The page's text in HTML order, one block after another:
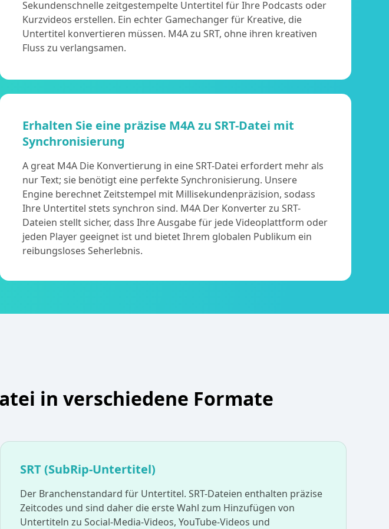
Sekundenschnelle zeitgestempelte Untertitel für Ihre Podcasts oder
Kurzvideos erstellen. Ein echter Gamechanger für Kreative, die
Untertitel konvertieren müssen. M4A zu SRT, ohne ihren kreativen
Fluss zu verlangsamen.
Erhalten Sie eine präzise M4A zu SRT-Datei mit
Synchronisierung
A great M4A Die Konvertierung in eine SRT-Datei erfordert mehr als
nur Text; sie benötigt eine perfekte Synchronisierung. Unsere
Engine berechnet Zeitstempel mit Millisekundenpräzision, sodass
Ihre Untertitel stets synchron sind. M4A Der Konverter zu SRT-
Dateien stellt sicher, dass Ihre Ausgabe für jede Videoplattform oder
jeden Player geeignet ist und bietet Ihrem globalen Publikum ein
reibungsloses Seherlebnis.
in verschiedene Formate
SRT (SubRip-Untertitel)
Der Branchenstandard für Untertitel. SRT-Dateien enthalten präzise
Zeitcodes und sind daher die erste Wahl zum Hinzufügen von
Untertiteln zu Social-Media-Videos, YouTube-Videos und